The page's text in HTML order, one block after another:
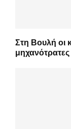
Στη Βουλή οι